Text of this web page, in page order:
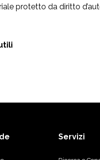
protetto da diritto
Servizi